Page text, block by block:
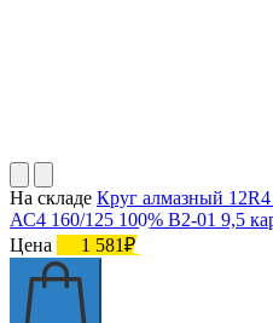
На складе Круг алмазный 12R4
АС4 160/125 100% В2-01 9,5
Цена
1 581₽